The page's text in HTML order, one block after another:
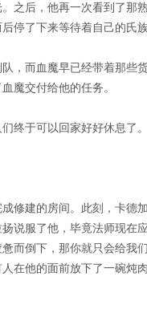
之后，他再一次看到了那
停了下来等待着自己的氏族
，而血魔早已经带着那些
魔交付给他的任务。
终于可以回家好好休息了。
修建的房间。此刻，卡德
说服了他，毕竟法师现在
而倒下，那你就只会给我
在他的面前放下了一碗炖